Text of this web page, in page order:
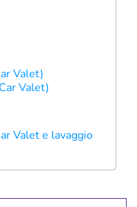
Valet)
Valet)
Valet e lavaggio